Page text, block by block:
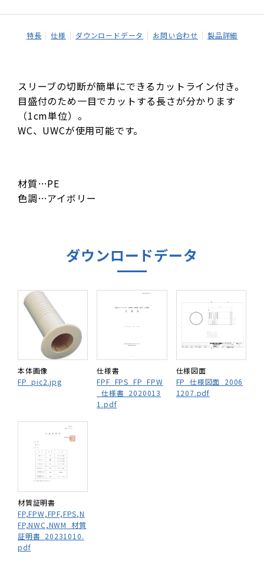
特長 仕様 ダウンロードデータ お問い合わせ 製品詳細
スリーブの切断が簡単にできるカットライン付き。
目盛付のため一目でカットする長さが分かります
（1cm単位）。
WC、UWCが使用可能です。
材質…PE
色調…アイボリー
ダウンロードデータ
本体画像
FP_pic2.jpg
仕様書
FPF_FPS_FP_FPW
_仕様書_2020013
1.pdf
仕様図面
FP_仕様図面_2006
1207.pdf
材質証明書
FP,FPW,FPF,FPS,N
FP,NWC,NWM_材質
証明書_20231010.
pdf